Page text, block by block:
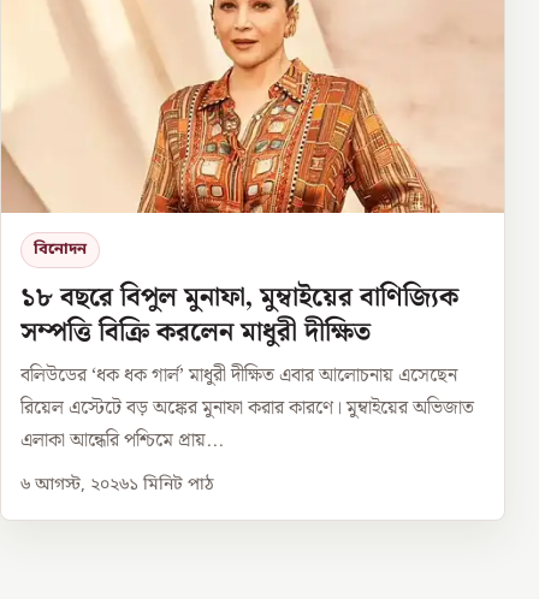
বিনোদন
১৮ বছরে বিপুল মুনাফা, মুম্বাইয়ের বাণিজ্যিক
সম্পত্তি বিক্রি করলেন মাধুরী দীক্ষিত
বলিউডের ‘ধক ধক গার্ল’ মাধুরী দীক্ষিত এবার আলোচনায় এসেছেন
রিয়েল এস্টেটে বড় অঙ্কের মুনাফা করার কারণে। মুম্বাইয়ের অভিজাত
এলাকা আন্ধেরি পশ্চিমে প্রায়...
৬ আগস্ট, ২০২৬১ মিনিট পাঠ